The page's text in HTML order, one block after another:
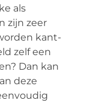
als
zijn zeer
kant-
zelf een
Dan kan
deze